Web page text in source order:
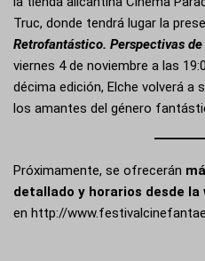
Truc, donde tendrá lugar la
Retrofantástico. Perspectivas
viernes 4 de noviembre a las
décima edición, Elche volverá a
los amantes del género
Próximamente, se ofrecerán
detallado y horarios desde la
en http://